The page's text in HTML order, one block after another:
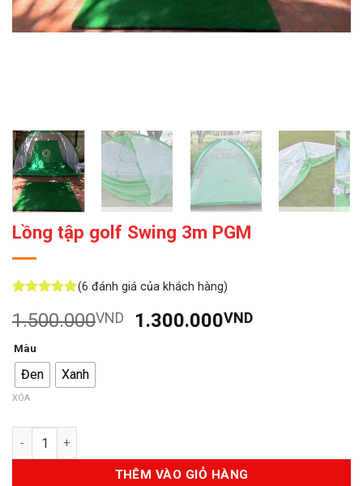
Lồng tập golf Swing 3m PGM
dựa trên
đánh giá
(6 đánh giá của khách hàng)
1.500.000VND
Giá
1.300.000VNDGiá
Màu
Đen Xanh
XÓA
Số lượng
THÊM VÀO GIỎ HÀNG